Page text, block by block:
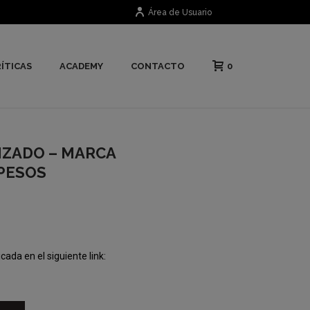
Área de Usuario
ACADEMY CONTACTO 0
– MARCA
en el siguiente link: